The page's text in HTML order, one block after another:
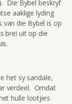
Die Bybel beskryf
aaklige lyding
die Bybel is op
brei uit op die
het sy sandale,
verdeel. Omdat
hulle lootjies